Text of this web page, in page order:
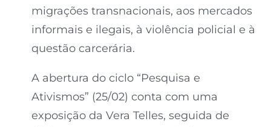
migrações transnacionais, aos mercados
informais e ilegais, à violência policial e à
questão carcerária.
A abertura do ciclo “Pesquisa e
Ativismos” (25/02) conta com uma
exposição da Vera Telles, seguida de